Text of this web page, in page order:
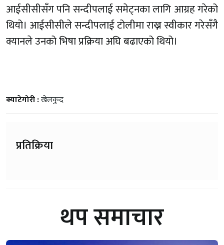
आईसीसीसँग पनि सन्दीपलाई समेट्नका लागि आग्रह गरेको
थियो। आईसीसीले सन्दीपलाई टोलीमा राख्न स्वीकार गरेसँगै
क्यानले उनको भिषा प्रक्रिया अघि बढाएको थियो।
क्याटेगोरी :खेलकुद
प्रतिक्रिया
थप समाचार